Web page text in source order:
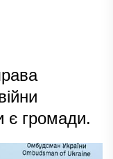
є громади.